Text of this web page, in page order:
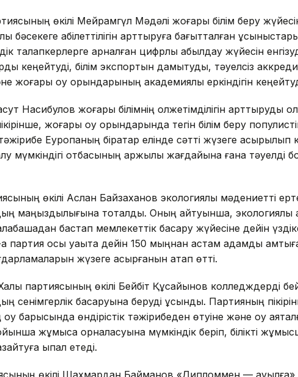
өкілі Мейрамгүл Мәдәлі жоғары білім беру
бәсекеге қабілеттілігін арттыруға бағытталған
талапкерлерге арналған цифрлық қабылдау жүйесін
кеңейтуді, білім экспортын дамытуды, тәуелсіз
жоғары оқу орындарының академиялық еркіндігін
Насибулов жоғары білімнің қолжетімділігін арттыруды
жоғары оқу орындарында тегін білім беру
Еуропаның бірқатар елінде сәтті жүзеге асырылып
мүмкіндігі отбасының қаржылық жағдайына ғана тәуелді
өкілі Аслан Байзаханов экологиялық мәдениетті
маңыздылығына тоқталды. Оның айтуынша, экологиялық
бастап мемлекеттік басқару жүйесіне дейін
партия осы уақытқа дейін 150 мыңнан астам адамды
жүзеге асырғанын атап өтті.
партиясының өкілі Бейбіт Құсайынов колледждерді
сенімгерлік басқаруына беруді ұсынды. Партияның
барысында өндірістік тәжірибеден өтуіне және оқу
жұмысқа орналасуына мүмкіндік беріп, білікті
ықпал етеді.
өкілі Шахмардан Байманов «Дипломмен — ауылға»